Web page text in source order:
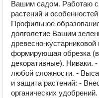
Вашим садом. Работаю
растений и
Профильное
долголетие Вашим
древесно-
формирующая обрезка
декоративные). Ниваки.
любой сложности. -
и защита растений: -
органических